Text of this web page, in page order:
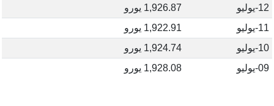
12-يوليو
1,926.87 يورو
11-يوليو
1,922.91 يورو
10-يوليو
1,924.74 يورو
09-يوليو
1,928.08 يورو